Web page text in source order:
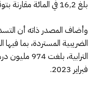
بلغ 16,2 في المائة مقارنة بتوقعات قانون المالية.
وأضاف المصدر ذاته أن
الضريبية المستردة، بما
فبراير 2023.